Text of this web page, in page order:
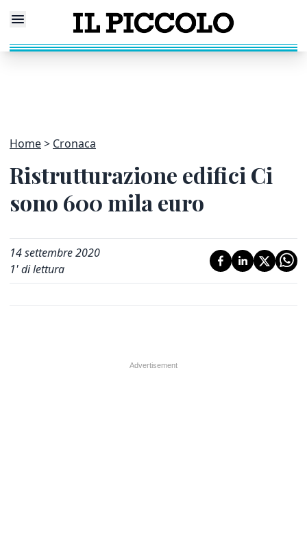
Home Cronaca
Ristrutturazione edifici Ci
sono 600 mila euro
14 settembre 2020
1' di lettura